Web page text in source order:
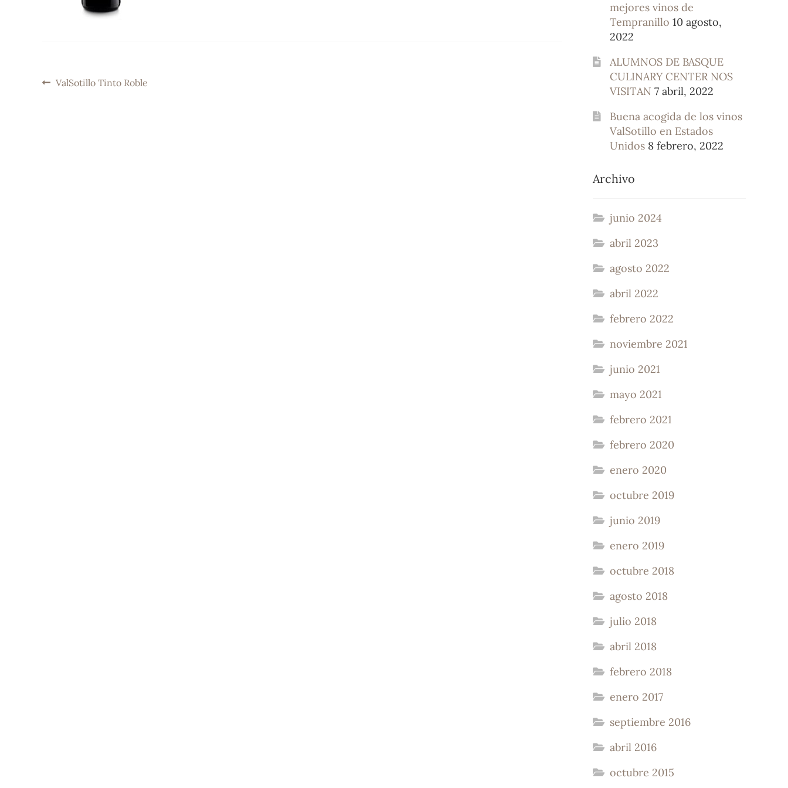
NAVEGACIÓN
Previous
ValSotillo Tinto Roble
mejores vinos de
Tempranillo 10 agosto,
2022
ALUMNOS DE BASQUE
CULINARY CENTER NOS
VISITAN 7 abril, 2022
Buena acogida de los vinos
ValSotillo en Estados
Unidos 8 febrero, 2022
Archivo
junio 2024
abril 2023
agosto 2022
abril 2022
febrero 2022
noviembre 2021
junio 2021
mayo 2021
febrero 2021
febrero 2020
enero 2020
octubre 2019
junio 2019
enero 2019
octubre 2018
agosto 2018
julio 2018
abril 2018
febrero 2018
enero 2017
septiembre 2016
abril 2016
octubre 2015